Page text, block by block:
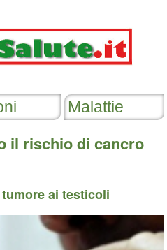
il rischio di cancro
ai testicoli